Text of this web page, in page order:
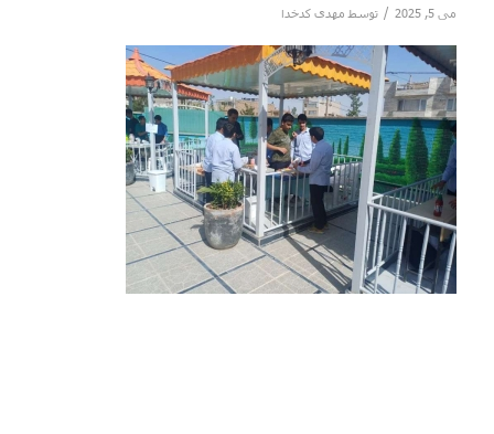
می 5, 2025 / توسط مهدی کدخدا